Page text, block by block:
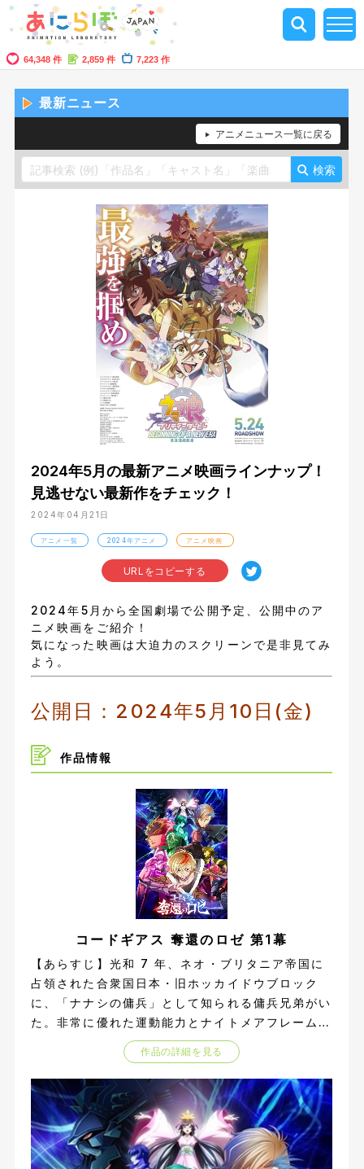
64,348 件 2,859 件 7,223 作
最新ニュース
アニメニュース一覧に戻る
検索
2024年5月の最新アニメ映画ラインナップ！
見逃せない最新作をチェック！
2024年04月21日
アニメ一覧 2024年アニメ アニメ映画
URLをコピーする
2024年5月から全国劇場で公開予定、公開中のア
ニメ映画をご紹介！
気になった映画は大迫力のスクリーンで是非見てみ
よう。
公開日：2024年5月10日(金)
作品情報
コードギアス 奪還のロゼ 第1幕
【あらすじ】光和 7 年、ネオ・ブリタニア帝国に
占領された合衆国日本・旧ホッカイドウブロック
に、「ナナシの傭兵」として知られる傭兵兄弟がい
た。非常に優れた運動能力とナイトメアフレームの
高い操縦技術を持つ兄のアッシュ、頭脳明晰で情報
収集、作戦指揮を担当している弟のロゼ。 シトゥ
ンペバリアと呼ばれる難攻不落のエネルギー障壁に
より 4 年間、黒の騎士団の解放作戦を退けてきた
第 100 代皇帝カリス・アル・ブリタニアと、彼に
仕えるノーランドら皇帝直属の騎士アインベルク達
は、再び世界を混乱へと陥れようとしていた。 依
作品の詳細を見る